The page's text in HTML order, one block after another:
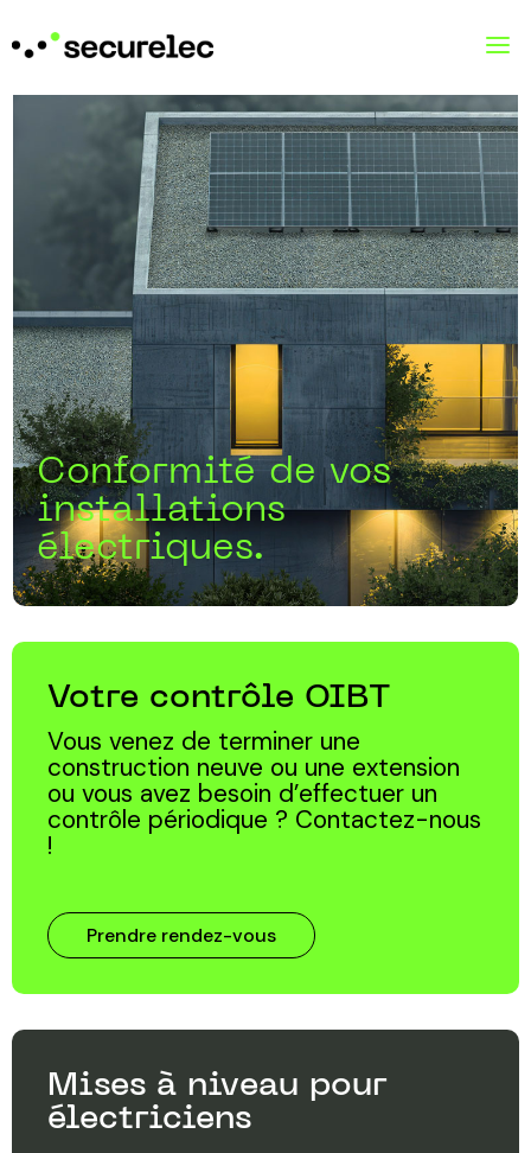
Conformité de vos
installations
électriques.
Votre contrôle OIBT
Vous venez de terminer une
construction neuve ou une extension
ou vous avez besoin d’effectuer un
contrôle périodique ? Contactez-nous
!
Prendre rendez-vous
Mises à niveau pour
électriciens